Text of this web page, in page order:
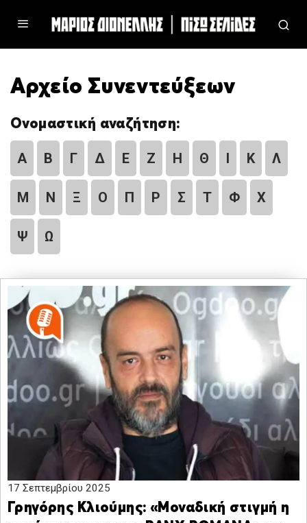
Αρχείο Συνεντεύξεων
Ονομαστική αναζήτηση:
Α Β Γ Δ Ε Ζ Η Θ Ι Κ Λ
Μ Ν Ξ Ο Π Ρ Σ Τ Φ Χ
Ψ Ω
17 Σεπτεμβρίου 2025
Γρηγόρης Κλιούμης: «Μοναδική στιγμή η